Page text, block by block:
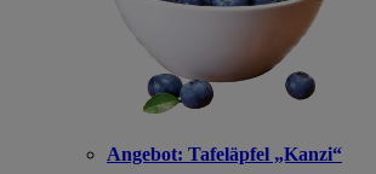
Angebot: Tafeläpfel „Kanzi“